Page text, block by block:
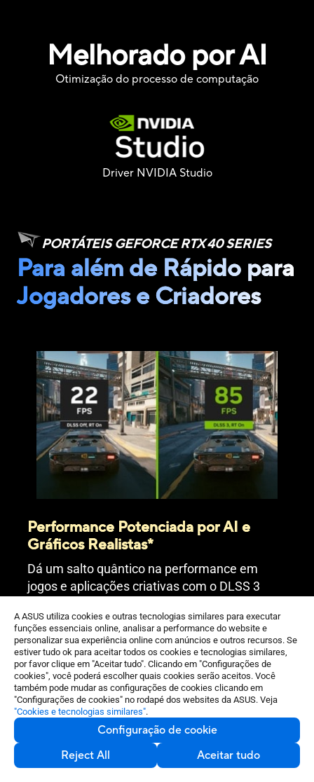
A ASUS utiliza cookies e outras tecnologias similares para executar
funções essenciais online, analisar a performance do website e
personalizar sua experiência online com anúncios e outros recursos. Se
estiver tudo ok para aceitar todos os cookies e tecnologias similares,
por favor clique em "Aceitar tudo". Clicando em "Configurações de
cookies", você poderá escolher quais cookies serão aceitos. Você
também pode mudar as configurações de cookies clicando em
"Configurações de cookies" no rodapé dos websites da ASUS. Veja
"Cookies e tecnologias similares".
Configuração de cookie
Reject All
Aceitar tudo
Melhorado por AI
Otimização do processo de computação
Driver NVIDIA Studio
PORTÁTEIS GEFORCE RTX 40 SERIES
Para além de Rápido para
Jogadores e Criadores
Performance Potenciada por AI e
Gráficos Realistas*
Dá um salto quântico na performance em
jogos e aplicações criativas com o DLSS 3
realistas com Ray tracing completo.
* Imagem do Cyberpunk 2077 captada num desktop com novo
modo Ray Tracing: Overdrive ATIVO, mostrado apenas para fins
ilustrativos. A Performance real varia de acordo com o sistema.